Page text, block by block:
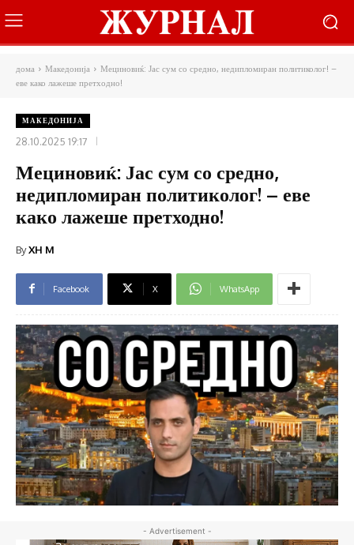
дома Македонија
Мециновиќ: Јас сум со средно, недипломиран политиколог! –
еве како лажеше претходно!
МАКЕДОНИЈА
28.10.2025 19:17
Мециновиќ: Јас сум со средно,
недипломиран политиколог! – еве
како лажеше претходно!
ByXH M
Facebook X WhatsApp
- Advertisement -